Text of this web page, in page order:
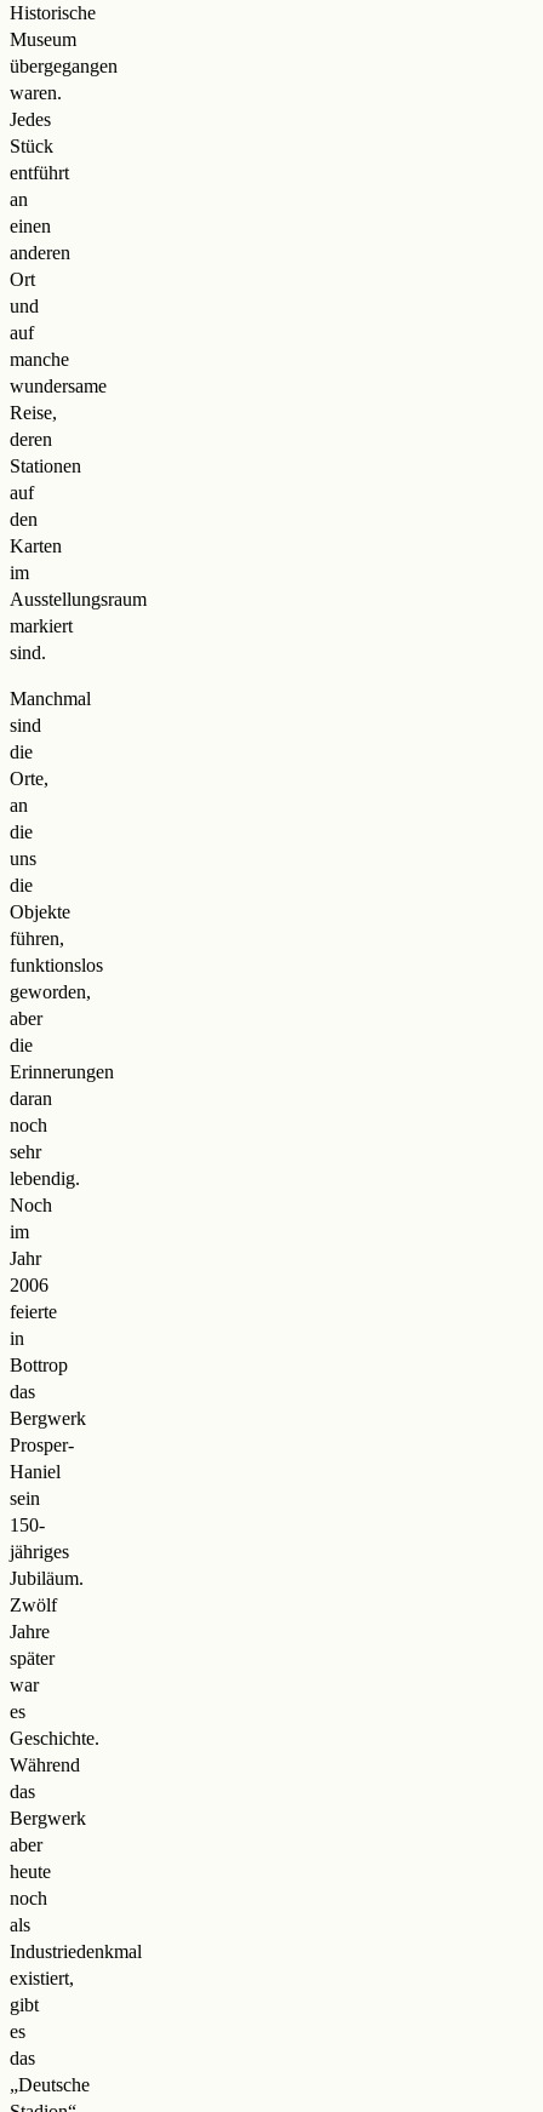
Historische
Museum
übergegangen
waren.
Jedes
Stück
entführt
an
einen
anderen
Ort
und
auf
manche
wundersame
Reise,
deren
Stationen
auf
den
Karten
im
Ausstellungsraum
markiert
sind.
Manchmal
sind
die
Orte,
an
die
uns
die
Objekte
führen,
funktionslos
geworden,
aber
die
Erinnerungen
daran
noch
sehr
lebendig.
Noch
im
Jahr
2006
feierte
in
Bottrop
das
Bergwerk
Prosper-
Haniel
sein
150-
jähriges
Jubiläum.
Zwölf
Jahre
später
war
es
Geschichte.
Während
das
Bergwerk
aber
heute
noch
als
Industriedenkmal
existiert,
gibt
es
das
„Deutsche